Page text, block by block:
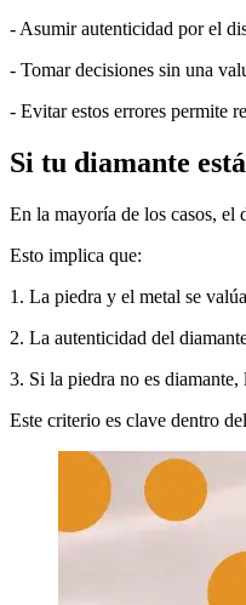
- Asumir autenticidad por el
- Tomar decisiones sin una
- Evitar estos errores permite
Si tu diamante
En la mayoría de los casos, el
Esto implica que:
1. La piedra y el metal se
2. La autenticidad del
3. Si la piedra no es
Este criterio es clave dentro